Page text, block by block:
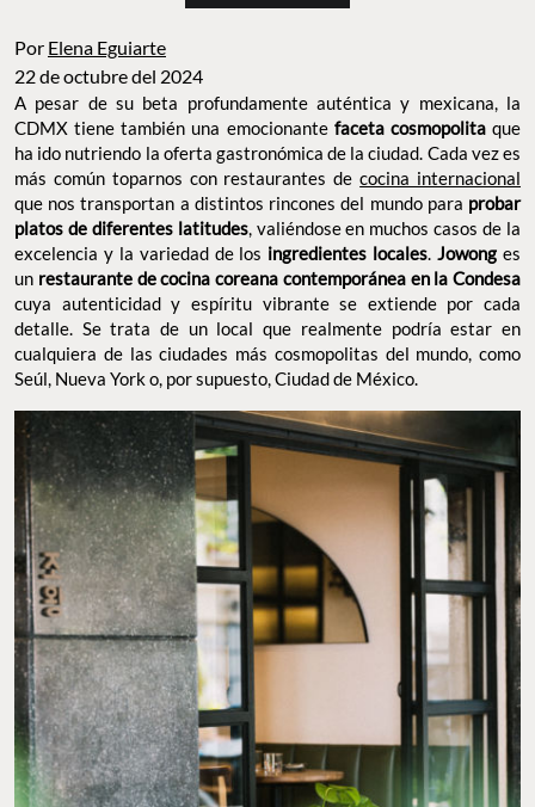
PorElena Eguiarte
22 de octubre del 2024
A pesar de su beta profundamente auténtica y mexicana, la
CDMX tiene también una emocionante faceta cosmopolitaque
ha ido nutriendo la oferta gastronómica de la ciudad. Cada vez
es más común toparnos con restaurantes decocina
internacionalque nos transportan a distintos rincones del mundo
paraprobar platos de diferentes latitudes, valiéndose en
muchos casos de la excelencia y la variedad de los
ingredientes locales .Jowonges unrestaurante de cocina
coreana contemporánea en la Condesacuya autenticidad y
espíritu vibrante se extiende por cada detalle. Se trata de un local
cosmopolitas del mundo, como Seúl, Nueva York o, por
supuesto, Ciudad de México.